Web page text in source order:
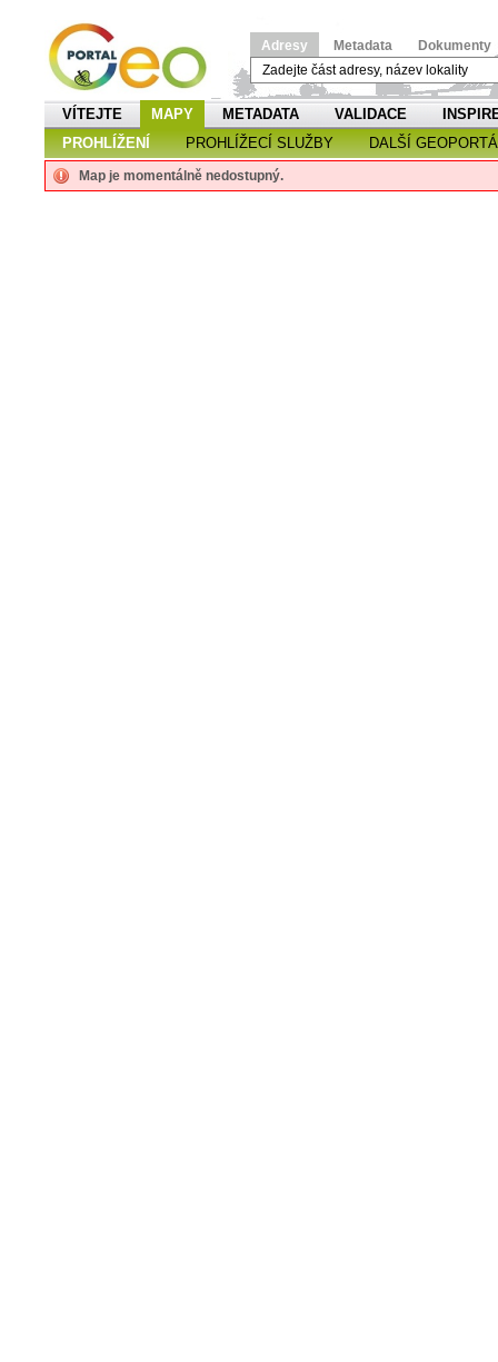
Adresy Metadata Dokumenty
VÍTEJTE MAPY METADATA VALIDACE
PROHLÍŽENÍ
PROHLÍŽECÍ SLUŽBY DALŠÍ
Map je momentálně nedostupný.